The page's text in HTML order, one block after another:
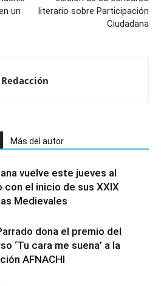
un
literario sobre Participación
Ciudadana
Redacción
Más del autor
vuelve este jueves al
con el inicio de sus XXIX
Medievales
dona el premio del
‘Tu cara me suena’ a la
AFNACHI